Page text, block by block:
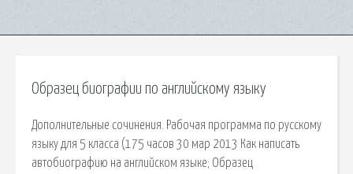
Образец биографии по английскому языку
Дополнительные сочинения. Рабочая программа по русскому
языку для 5 класса (175 часов 30 мар 2013 Как написать
автобиографию на английском языке; Образец